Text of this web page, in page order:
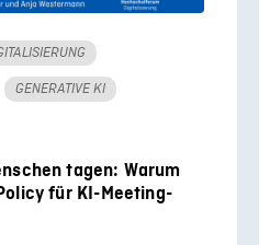
GENERATIVE KI
tagen: Warum
für KI-Meeting-